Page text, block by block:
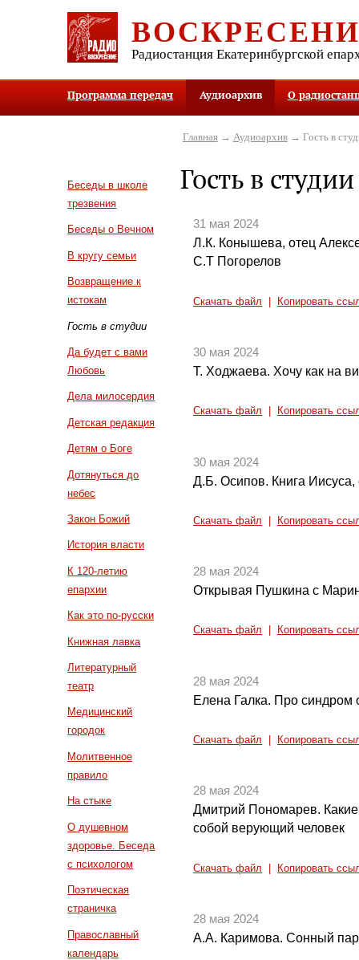
Радиостанция Екатеринбургской
Программа передач Аудиоархив О
Беседы в школе
трезвения
Беседы о Вечном
В кругу семьи
Возвращение к
истокам
Гость в студии
Да будет с вами
Любовь
Дела милосердия
Детская редакция
Детям о Боге
Дотянуться до
небес
Закон Божий
История власти
К 120-летию
епархии
Как это по-русски
Книжная лавка
Литературный
театр
Медицинский
городок
Молитвенное
правило
На стыке
О душевном
здоровье. Беседа
с психологом
Поэтическая
страничка
Православный
календарь
Главная→ Аудиоархив→ Гость в
Гость в студии
31 мая 2024
Л.К. Конышева, отец
С.Т Погорелов
Скачать файл Копировать
30 мая 2024
Т. Ходжаева. Хочу как на
Скачать файл Копировать
30 мая 2024
Д.Б. Осипов. Книга
Скачать файл Копировать
28 мая 2024
Открывая Пушкина с
Скачать файл Копировать
28 мая 2024
Елена Галка. Про синдром
Скачать файл Копировать
28 мая 2024
Дмитрий Пономарев.
собой верующий человек
Скачать файл Копировать
28 мая 2024
А.А. Каримова. Сонный